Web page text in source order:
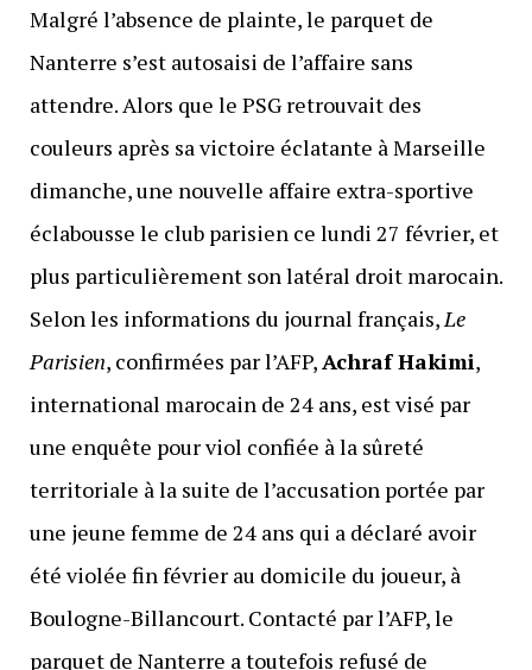
Malgré l’absence de plainte, le parquet de
Nanterre s’est autosaisi de l’affaire sans
attendre. Alors que le PSG retrouvait des
couleurs après sa victoire éclatante à Marseille
dimanche, une nouvelle affaire extra-sportive
éclabousse le club parisien ce lundi 27 février, et
plus particulièrement son latéral droit marocain.
Selon les informations du journal français,Le
Parisien, confirmées par l’AFP,Achraf Hakimi,
international marocain de 24 ans, est visé par
une enquête pour viol confiée à la sûreté
territoriale à la suite de l’accusation portée par
une jeune femme de 24 ans qui a déclaré avoir
été violée fin février au domicile du joueur, à
Boulogne-Billancourt. Contacté par l’AFP, le
parquet de Nanterre a toutefois refusé de